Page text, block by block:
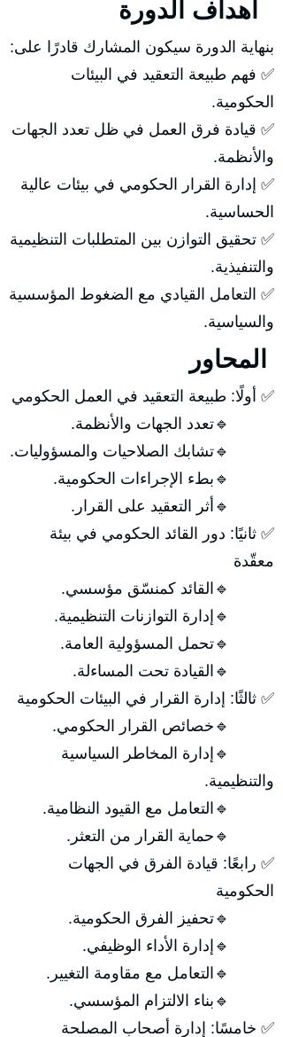
بنهاية الدورة سيكون المشارك قادرًا على:
✅ فهم طبيعة التعقيد في البيئات
الحكومية.
✅ قيادة فرق العمل في ظل تعدد الجهات
والأنظمة.
✅ إدارة القرار الحكومي في بيئات عالية
الحساسية.
✅ تحقيق التوازن بين المتطلبات التنظيمية
والتنفيذية.
✅ التعامل القيادي مع الضغوط المؤسسية
والسياسية.
✅ أولًا: طبيعة التعقيد في العمل الحكومي
🔹تعدد الجهات والأنظمة.
🔹تشابك الصلاحيات والمسؤوليات.
🔹بطء الإجراءات الحكومية.
🔹أثر التعقيد على القرار.
✅ ثانيًا: دور القائد الحكومي في بيئة
معقّدة
🔹القائد كمنسّق مؤسسي.
🔹إدارة التوازنات التنظيمية.
🔹تحمل المسؤولية العامة.
🔹القيادة تحت المساءلة.
✅ ثالثًا: إدارة القرار في البيئات الحكومية
🔹خصائص القرار الحكومي.
🔹إدارة المخاطر السياسية
والتنظيمية.
🔹التعامل مع القيود النظامية.
🔹حماية القرار من التعثر.
✅ رابعًا: قيادة الفرق في الجهات
الحكومية
🔹تحفيز الفرق الحكومية.
🔹إدارة الأداء الوظيفي.
🔹التعامل مع مقاومة التغيير.
🔹بناء الالتزام المؤسسي.
✅ خامسًا: إدارة أصحاب المصلحة